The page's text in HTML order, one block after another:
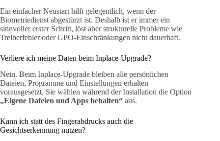
Ein einfacher Neustart hilft gelegentlich, wenn der
Biometriedienst abgestürzt ist. Deshalb ist er immer ein
sinnvoller erster Schritt, löst aber strukturelle Probleme wie
Treiberfehler oder GPO-Einschränkungen nicht dauerhaft.
Verliere ich meine Daten beim Inplace-Upgrade?
Nein. Beim Inplace-Upgrade bleiben alle persönlichen
Dateien, Programme und Einstellungen erhalten –
vorausgesetzt, Sie wählen während der Installation die Option
„Eigene Dateien und Apps behalten“ aus.
Kann ich statt des Fingerabdrucks auch die
Gesichtserkennung nutzen?